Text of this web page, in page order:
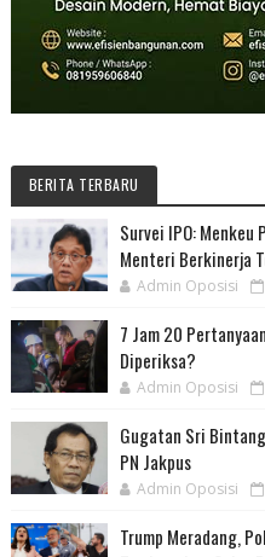
BERITA TERBARU
Survei IPO: Menkeu
Menteri Berkinerja
Admin Oposisi
7 Jam 20
Diperiksa?
Admin Oposisi
Gugatan Sri
PN Jakpus
Admin Oposisi
Trump Meradang,